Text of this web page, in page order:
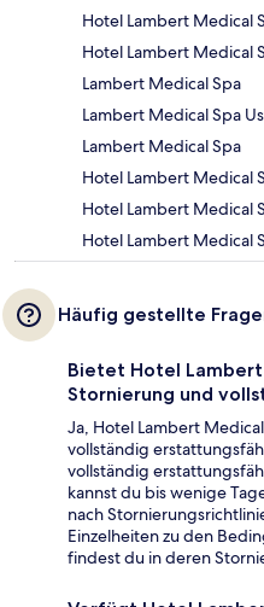
Hotel Lambert Medical
Hotel Lambert Medical
Lambert Medical Spa
Lambert Medical Spa
Lambert Medical Spa
Hotel Lambert Medical
Hotel Lambert Medical
Hotel Lambert Medical
Häufig gestellte
Bietet Hotel
Stornierung und
Ja, Hotel Lambert
vollständig
vollständig
kannst du bis wenige
nach
Einzelheiten zu den
findest du in deren